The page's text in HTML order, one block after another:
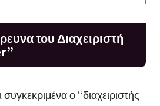
του Διαχειριστή
ο “διαχειριστής